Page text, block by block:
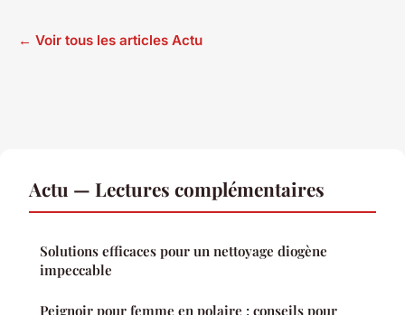
← Voir tous les articles Actu
Actu — Lectures complémentaires
Solutions efficaces pour un nettoyage diogène
impeccable
Peignoir pour femme en polaire : conseils pour